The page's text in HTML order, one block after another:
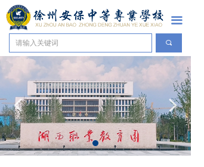
끠
끀
网站首页
学校概况
学校简介
组织架构
学校荣誉
校园风貌
넳 넲